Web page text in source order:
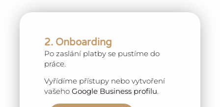
2. Onboarding
Po zaslání platby se pustíme do
práce.
Vyřídíme přístupy nebo vytvoření
vašeho Google Business profilu.